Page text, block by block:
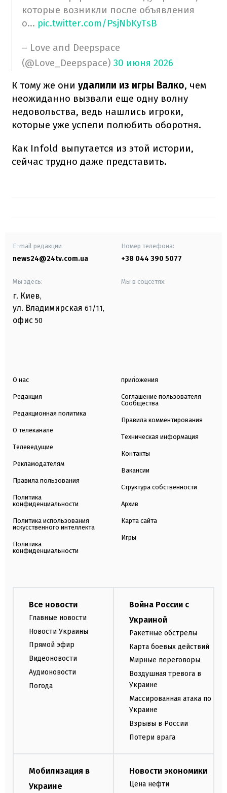
которые возникли после объявления
о… pic.twitter.com/PsjNbKyTsB
– Love and Deepspace
(@Love_Deepspace) 30 июня 2026
К тому же они удалили из игры Валко, чем
неожиданно вызвали еще одну волну
недовольства, ведь нашлись игроки,
которые уже успели полюбить оборотня.
Как Infold выпутается из этой истории,
сейчас трудно даже представить.
E-mail редакции
news24@24tv.com.ua
Номер телефона:
+38 044 390 5077
Мы здесь:
г. Киев,
ул. Владимирская 61/11,
офис 50
Мы в соцсетях:
О нас
Редакция
Редакционная политика
О телеканале
Телеведущие
Рекламодателям
Правила пользования
Политика
конфиденциальности
Политика использования
искусственного интеллекта
Политика
конфиденциальности
приложения
Соглашение пользователя
Сообщества
Правила комментирования
Техническая информация
Контакты
Вакансии
Структура собственности
Архив
Карта сайта
Игры
Все новости
Главные новости
Новости Украины
Прямой эфир
Видеоновости
Аудионовости
Погода
Война России с
Украиной
Ракетные обстрелы
Карта боевых действий
Мирные переговоры
Воздушная тревога в
Украине
Массированная атака по
Украине
Взрывы в России
Потери врага
Мобилизация в
Украине
Новости экономики
Цена нефти